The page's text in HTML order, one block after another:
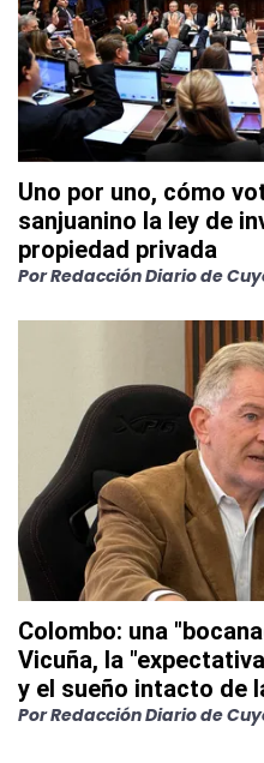
Uno por uno, cómo
sanjuanino la ley de
propiedad privada
PorRedacción Diario de
Colombo: una
Vicuña, la
y el sueño intacto de
PorRedacción Diario de